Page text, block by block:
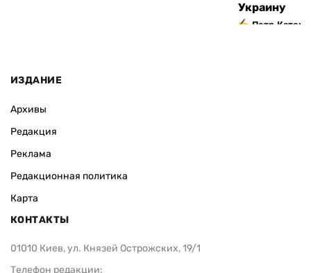
Украину
Петр
ИЗДАНИЕ
Архивы
Редакция
Реклама
Редакционная политика
Карта
КОНТАКТЫ
01010 Киев, ул. Князей Острожских, 19/1
Телефон редакции: